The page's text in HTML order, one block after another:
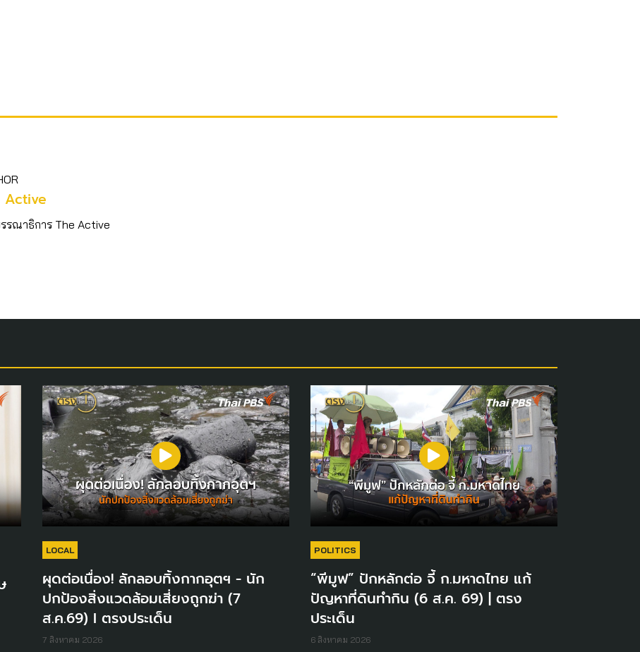
Active
รณาธิการ The Active
LOCAL
ผุดต่อเนื่อง! ลักลอบทิ้งกากอุตฯ - นัก
ปกป้องสิ่งแวดล้อมเสี่ยงถูกฆ่า (7
ส.ค.69) I ตรงประเด็น
7 สิงหาคม 2026
POLITICS
“พีมูฟ” ปักหลักต่อ จี้ ก.มหาดไทย แก้
ปัญหาที่ดินทำกิน (6 ส.ค. 69) | ตรง
ประเด็น
6 สิงหาคม 2026